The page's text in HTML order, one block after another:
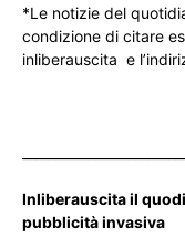
*Le notizie del
condizione di citare
inliberauscita e
Inliberauscita il
pubblicità invasiva